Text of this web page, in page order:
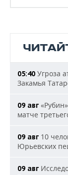
05:40 Угроза
Закамья
09 авг
матче
09 авг 10
Юрьевских
09 авг